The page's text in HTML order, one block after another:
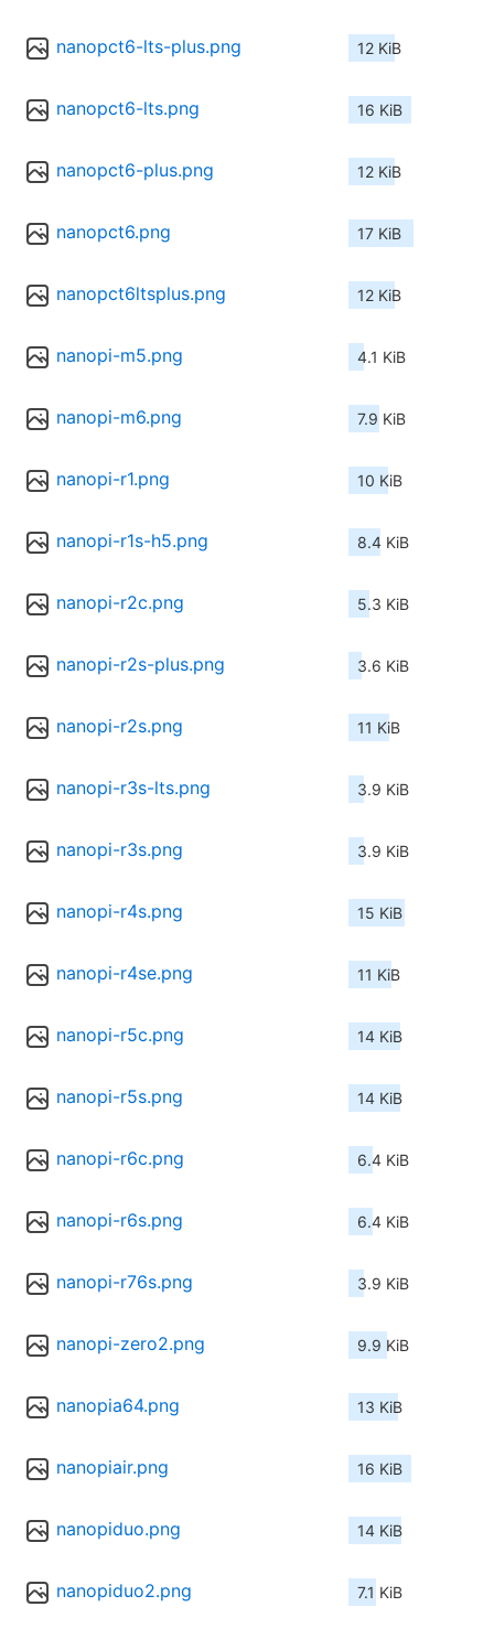
nanopct6-lts-plus.png 12 KiB
nanopct6-lts.png 16 KiB
nanopct6-plus.png 12 KiB
nanopct6.png 17 KiB
nanopct6ltsplus.png 12 KiB
nanopi-m5.png 4.1 KiB
nanopi-m6.png 7.9 KiB
nanopi-r1.png 10 KiB
nanopi-r1s-h5.png 8.4 KiB
nanopi-r2c.png 5.3 KiB
nanopi-r2s-plus.png 3.6 KiB
nanopi-r2s.png 11 KiB
nanopi-r3s-lts.png 3.9 KiB
nanopi-r3s.png 3.9 KiB
nanopi-r4s.png 15 KiB
nanopi-r4se.png 11 KiB
nanopi-r5c.png 14 KiB
nanopi-r5s.png 14 KiB
nanopi-r6c.png 6.4 KiB
nanopi-r6s.png 6.4 KiB
nanopi-r76s.png 3.9 KiB
nanopi-zero2.png 9.9 KiB
nanopia64.png 13 KiB
nanopiair.png 16 KiB
nanopiduo.png 14 KiB
nanopiduo2.png 7.1 KiB